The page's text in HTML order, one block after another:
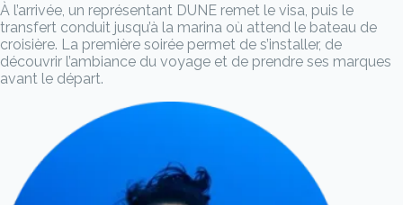
À l’arrivée, un représentant DUNE remet le visa, puis le
transfert conduit jusqu’à la marina où attend le bateau de
croisière. La première soirée permet de s’installer, de
découvrir l’ambiance du voyage et de prendre ses marques
avant le départ.